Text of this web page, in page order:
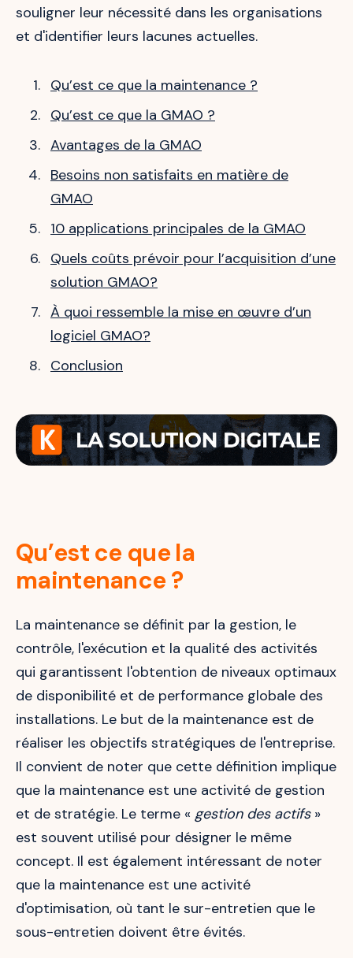
souligner leur nécessité dans les organisations
et d'identifier leurs lacunes actuelles.
Qu’est ce que la maintenance ?
Qu’est ce que la GMAO ?
Avantages de la GMAO
Besoins non satisfaits en matière de
GMAO
10 applications principales de la GMAO
Quels coûts prévoir pour l’acquisition d’une
solution GMAO?
À quoi ressemble la mise en œuvre d’un
logiciel GMAO?
Conclusion
Qu’est ce que la
maintenance ?
La maintenance se définit par la gestion, le
contrôle, l'exécution et la qualité des activités
qui garantissent l'obtention de niveaux optimaux
de disponibilité et de performance globale des
installations. Le but de la maintenance est de
réaliser les objectifs stratégiques de l'entreprise.
Il convient de noter que cette définition implique
que la maintenance est une activité de gestion
et de stratégie. Le terme « gestion des actifs»
est souvent utilisé pour désigner le même
concept. Il est également intéressant de noter
que la maintenance est une activité
d'optimisation, où tant le sur-entretien que le
sous-entretien doivent être évités.